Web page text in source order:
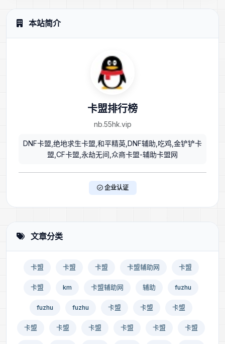
本站简介
卡盟排行榜
nb.55hk.vip
DNF卡盟,绝地求生卡盟,和平精英,DNF辅助,吃鸡,金铲铲卡
盟,CF卡盟,永劫无间,众商卡盟-辅助卡盟网
企业认证
文章分类
卡盟 卡盟 卡盟 卡盟辅助网 卡盟
卡盟 km 卡盟辅助网 辅助 fuzhu
fuzhu fuzhu 卡盟 卡盟 卡盟
卡盟 卡盟 卡盟 卡盟 卡盟 卡盟